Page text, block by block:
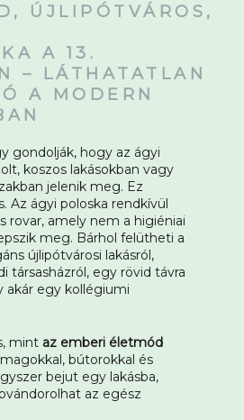
ÚJLIPÓTVÁROS,
A 13.
– LÁTHATATLAN
A MODERN
gondolják, hogy az ágyi
koszos lakásokban vagy
jelenik meg. Ez
Az ágyi poloska rendkívül
rovar, amely nem a higiéniai
meg. Bárhol felütheti a
újlipótvárosi lakásról,
társasházról, egy rövid távra
akár egy kollégiumi
mint az emberi életmód
bútorokkal és
bejut egy lakásba,
az egész